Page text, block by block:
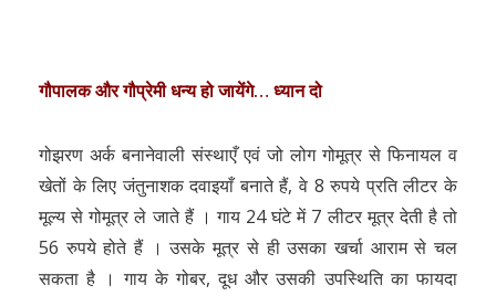
गौपालक और गौप्रेमी धन्य हो जायेंगे… ध्यान दो
गोझरण अर्क बनानेवाली संस्थाएँ एवं जो लोग गोमूत्र से फिनायल व
खेतों के लिए जंतुनाशक दवाइयाँ बनाते हैं, वे 8 रुपये प्रति लीटर के
मूल्य से गोमूत्र ले जाते हैं । गाय 24 घंटे में 7 लीटर मूत्र देती है तो
56 रुपये होते हैं । उसके मूत्र से ही उसका खर्चा आराम से चल
सकता है । गाय के गोबर, दूध और उसकी उपस्थिति का फायदा